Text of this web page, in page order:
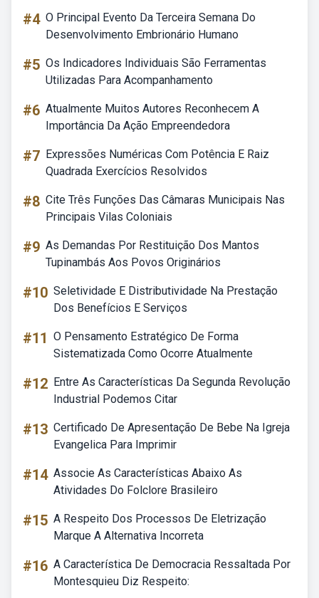
#4 O Principal Evento Da Terceira Semana Do
Desenvolvimento Embrionário Humano
#5 Os Indicadores Individuais São Ferramentas
Utilizadas Para Acompanhamento
#6 Atualmente Muitos Autores Reconhecem A
Importância Da Ação Empreendedora
#7 Expressões Numéricas Com Potência E Raiz
Quadrada Exercícios Resolvidos
#8 Cite Três Funções Das Câmaras Municipais Nas
Principais Vilas Coloniais
#9 As Demandas Por Restituição Dos Mantos
Tupinambás Aos Povos Originários
#10 Seletividade E Distributividade Na Prestação
Dos Benefícios E Serviços
#11 O Pensamento Estratégico De Forma
Sistematizada Como Ocorre Atualmente
#12 Entre As Características Da Segunda Revolução
Industrial Podemos Citar
#13 Certificado De Apresentação De Bebe Na Igreja
Evangelica Para Imprimir
#14 Associe As Características Abaixo As
Atividades Do Folclore Brasileiro
#15 A Respeito Dos Processos De Eletrização
Marque A Alternativa Incorreta
#16 A Característica De Democracia Ressaltada Por
Montesquieu Diz Respeito: